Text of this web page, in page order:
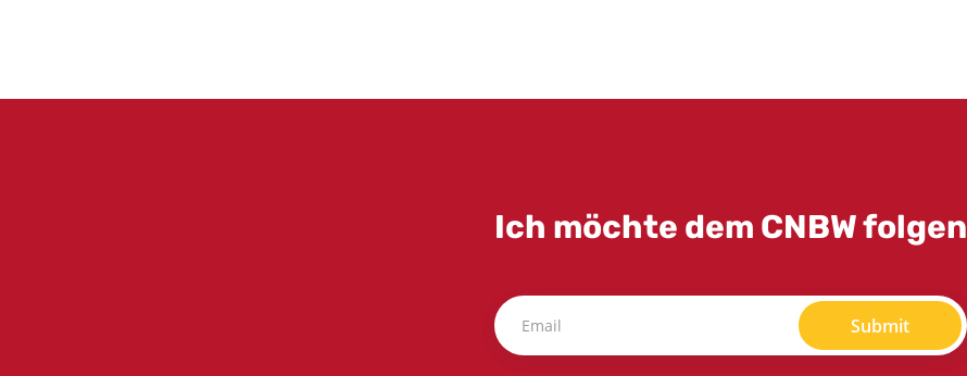
Ich möchte dem CNBW folgen
Submit